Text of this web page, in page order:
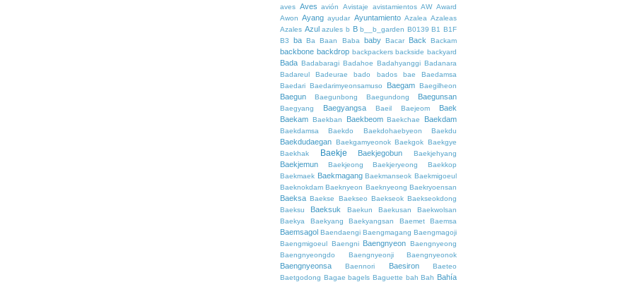
aves Aves avión Avistaje avistamientos AW Award
Awon Ayang ayudar Ayuntamiento Azalea Azaleas
Azales Azul azules b B b__b_garden B0139 B1 B1F
B3
ba Ba Baan Baba baby Bacar Back Backam
backbone backdrop backpackers backside backyard
Bada Badabaragi Badahoe Badahyanggi Badanara
Badareul
Badeurae bado bados bae
Baedamsa
Baedari Baedarimyeonsamuso Baegam Baegilheon
Baegun Baegunbong Baegundong Baegunsan
Baegyang Baegyangsa Baeil Baejeom
Baek
Baekam Baekban Baekbeom Baekchae Baekdam
Baekdamsa Baekdo Baekdohaebyeon Baekdu
Baekdudaegan Baekgamyeonok Baekgok Baekgye
Baekhak
Baekje Baekjegobun Baekjehyang
Baekjemun Baekjeong Baekjeryeong
Baekkop
Baekmaek Baekmagang Baekmanseok Baekmigoeul
Baeknokdam Baeknyeon Baeknyeong Baekryoensan
Baeksa Baekse Baekseo Baekseok Baekseokdong
Baeksu
Baeksuk Baekun Baekusan
Baekwolsan
Baekya
Baekyang Baekyangsan Baemet Baemsa
Baemsagol Baendaengi Baengmagang Baengmagoji
Baengmigoeul Baengni Baengnyeon Baengnyeong
Baengnyeongdo
Baengnyeonji Baengnyeonok
Baengnyeonsa Baennori Baesiron
Baeteo
Baetgodong Bagae bagels Baguette bah Bah Bahía